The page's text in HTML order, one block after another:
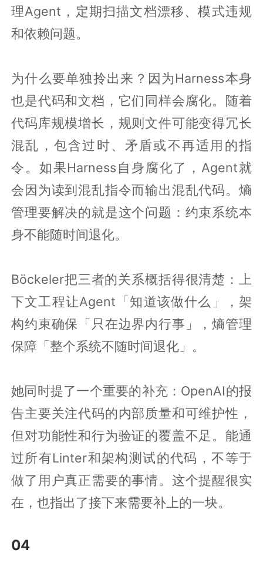
理Agent，定期扫描文档漂移、模式违规
和依赖问题。
为什么要单独拎出来？因为Harness本身
也是代码和文档，它们同样会腐化。随着
代码库规模增长，规则文件可能变得冗长
混乱，包含过时、矛盾或不再适用的指
令。如果Harness自身腐化了，Agent就
会因为读到混乱指令而输出混乱代码。熵
管理要解决的就是这个问题：约束系统本
身不能随时间退化。
Böckeler把三者的关系概括得很清楚：上
下文工程让Agent「知道该做什么」，架
构约束确保「只在边界内行事」，熵管理
保障「整个系统不随时间退化」。
她同时提了一个重要的补充：OpenAI的报
告主要关注代码的内部质量和可维护性，
但对功能性和行为验证的覆盖不足。能通
过所有Linter和架构测试的代码，不等于
做了用户真正需要的事情。这个提醒很实
在，也指出了接下来需要补上的一块。
04